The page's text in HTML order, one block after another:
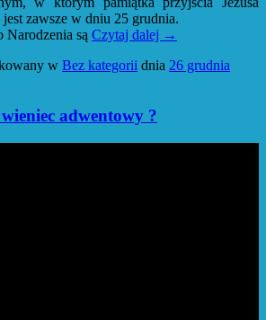
zawsze w dniu 25 grudnia.
Narodzenia są Czytaj dalej →
w Bez kategorii dnia 26 grudnia
adwentowy ?